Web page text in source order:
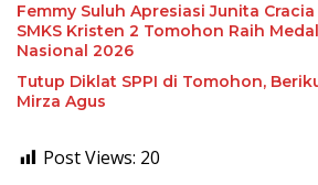
Femmy Suluh Apresiasi Junita
SMKS Kristen 2 Tomohon Raih
Nasional 2026
Tutup Diklat SPPI di Tomohon,
Mirza Agus
Post Views: 20